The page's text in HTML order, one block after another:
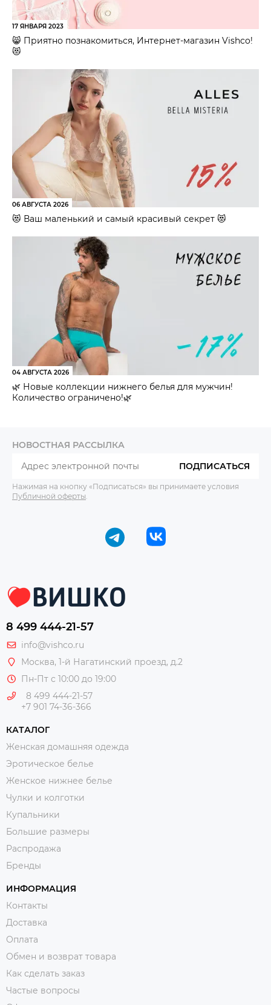
17 ЯНВАРЯ 2023
😸 Приятно познакомиться, Интернет-магазин Vishco!
😻
06 АВГУСТА 2026
😻 Ваш маленький и самый красивый секрет 😻
04 АВГУСТА 2026
🌿 Новые коллекции нижнего белья для мужчин!
Количество ограничено!🌿
НОВОСТНАЯ РАССЫЛКА
ПОДПИСАТЬСЯ
Нажимая на кнопку «Подписаться» вы принимаете условия
Публичной оферты
8 499 444-21-57
info@vishco.ru
Москва, 1-й Нагатинский проезд, д.2
Пн-Пт с 10:00 до 19:00
8 499 444-21-57
+7 901 74-36-366
КАТАЛОГ
Женская домашняя одежда
Эротическое белье
Женское нижнее белье
Чулки и колготки
Купальники
Большие размеры
Распродажа
Бренды
ИНФОРМАЦИЯ
Контакты
Доставка
Оплата
Обмен и возврат товара
Как сделать заказ
Частые вопросы